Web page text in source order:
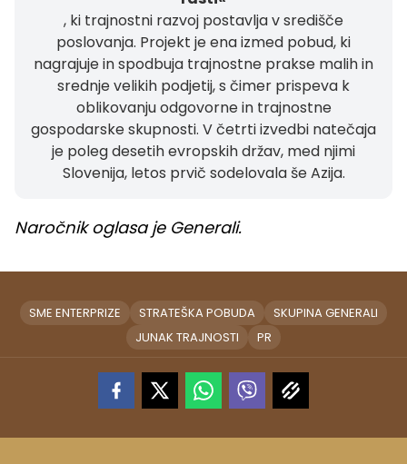
, ki trajnostni razvoj postavlja v središče
poslovanja. Projekt je ena izmed pobud, ki
nagrajuje in spodbuja trajnostne prakse malih in
srednje velikih podjetij, s čimer prispeva k
oblikovanju odgovorne in trajnostne
gospodarske skupnosti. V četrti izvedbi natečaja
je poleg desetih evropskih držav, med njimi
Slovenija, letos prvič sodelovala še Azija.
Naročnik oglasa je Generali.
SME ENTERPRIZE STRATEŠKA POBUDA
SKUPINA GENERALI
JUNAK TRAJNOSTI
PR